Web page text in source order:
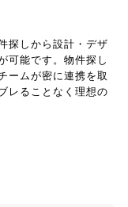
探しから設計・デザ
可能です。物件探し
ームが密に連携を取
レることなく理想の